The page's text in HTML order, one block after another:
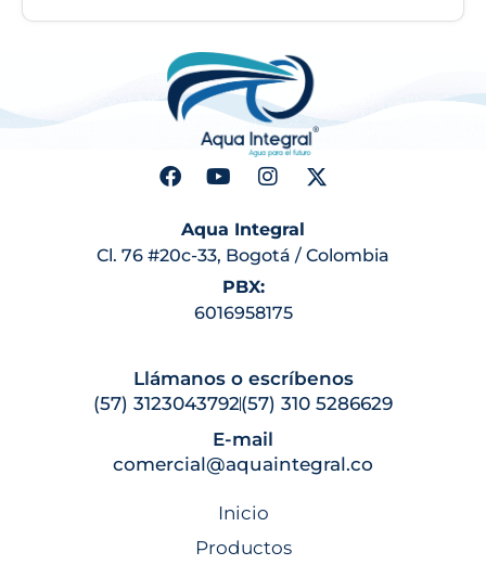
Aqua Integral
Cl. 76 #20c-33, Bogotá / Colombia
PBX:
6016958175
Llámanos o escríbenos
(57) 3123043792(57) 310 5286629
E-mail
comercial@aquaintegral.co
Inicio
Productos